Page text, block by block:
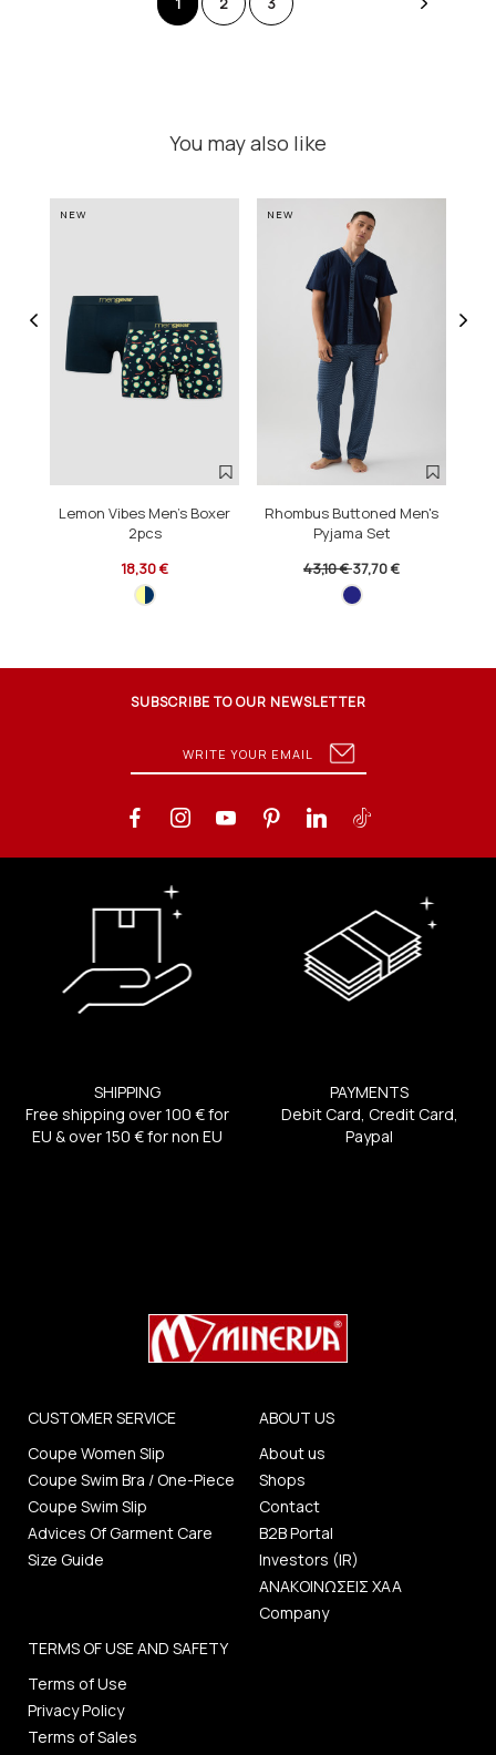
You may also like
NEW
Lemon Vibes Men's Boxer
2pcs
18,30 €
NEW
Rhombus Buttoned Men's
Pyjama Set
43,10 €37,70 €
SUBSCRIBE TO OUR NEWSLETTER
SHIPPING
Free shipping over 100 € for
EU & over 150 € for non EU
PAYMENTS
Debit Card, Credit Card,
Paypal
CUSTOMER SERVICE
Coupe Women Slip
Coupe Swim Bra / One-Piece
Coupe Swim Slip
Advices Of Garment Care
Size Guide
ABOUT US
About us
Shops
Contact
B2B Portal
Investors (IR)
ΑΝΑΚΟΙΝΩΣΕΙΣ ΧΑΑ
Company
TERMS OF USE AND SAFETY
Terms of Use
Privacy Policy
Terms of Sales